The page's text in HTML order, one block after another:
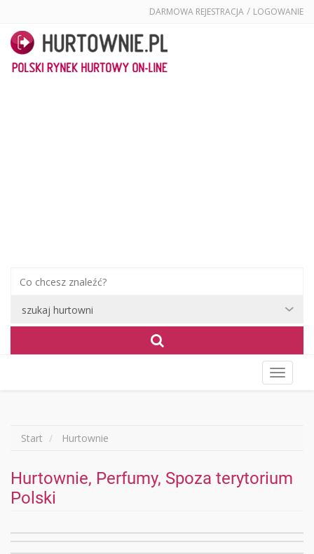
DARMOWA REJESTRACJA / LOGOWANIE
menu
Start Hurtownie
Hurtownie, Perfumy, Spoza terytorium
Polski